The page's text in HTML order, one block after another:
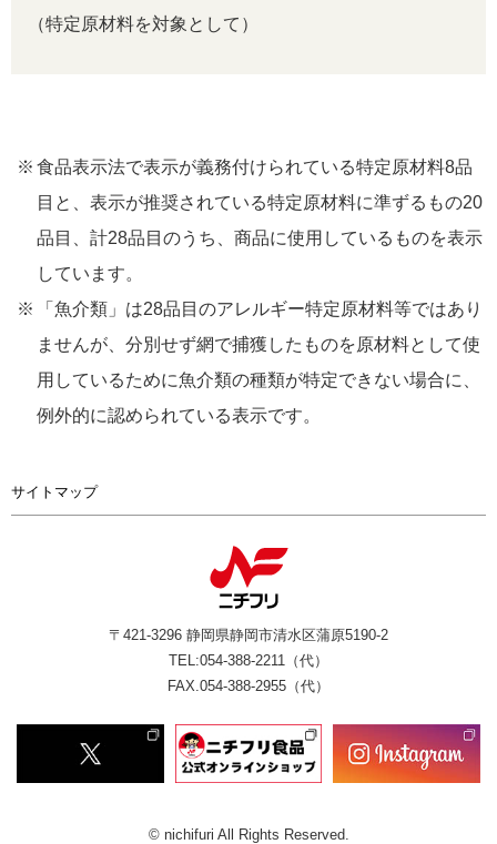
（特定原材料を対象として）
食品表示法で表示が義務付けられている特定原材料8品
目と、表示が推奨されている特定原材料に準ずるもの20
品目、計28品目のうち、商品に使用しているものを表示
しています。
「魚介類」は28品目のアレルギー特定原材料等ではあり
ませんが、分別せず網で捕獲したものを原材料として使
用しているために魚介類の種類が特定できない場合に、
例外的に認められている表示です。
サイトマップ
〒421-3296 静岡県静岡市清水区蒲原5190-2
TEL:054-388-2211（代）
FAX.054-388-2955（代）
© nichifuri All Rights Reserved.